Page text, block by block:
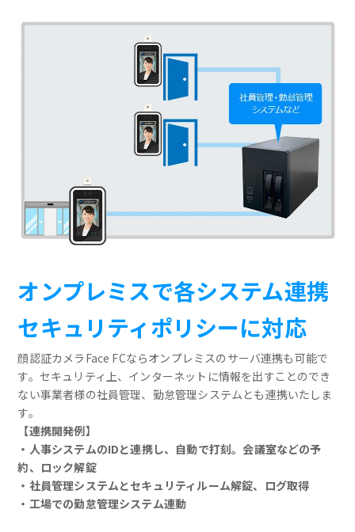
オンプレミスで各システム連携
セキュリティポリシーに対応
顔認証カメラFace FCならオンプレミスのサーバ連携も可能で
す。セキュリティ上、インターネットに情報を出すことのでき
ない事業者様の社員管理、勤怠管理システムとも連携いたしま
す。
【連携開発例】
・人事システムのIDと連携し、自動で打刻。会議室などの予
約、ロック解錠
・社員管理システムとセキュリティルーム解錠、ログ取得
・工場での勤怠管理システム連動